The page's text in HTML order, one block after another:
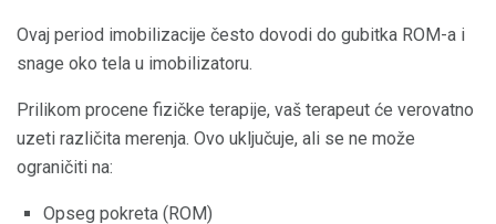
Ovaj period imobilizacije često dovodi do gubitka ROM-a i
snage oko tela u imobilizatoru.
Prilikom procene fizičke terapije, vaš terapeut će verovatno
uzeti različita merenja. Ovo uključuje, ali se ne može
ograničiti na:
Opseg pokreta (ROM)